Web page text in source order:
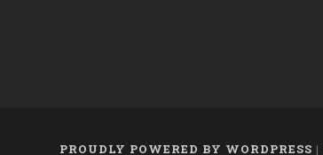
PROUDLY POWERED BY WORDPRESS |